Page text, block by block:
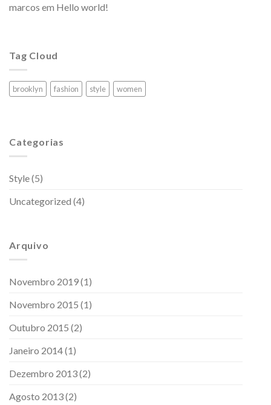
marcos em Hello world!
Tag Cloud
brooklyn fashion style women
Categorias
Style(5)
Uncategorized (4)
Arquivo
Novembro 2019(1)
Novembro 2015 (1)
Outubro 2015 (2)
Janeiro 2014(1)
Dezembro 2013(2)
Agosto 2013(2)